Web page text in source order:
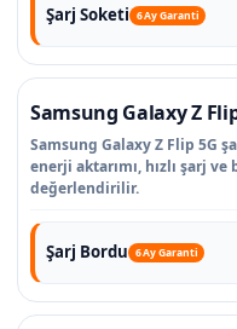
Şarj Soketi 6 Ay Garanti
Samsung Galaxy Z
Samsung Galaxy Z Flip 5G
enerji aktarımı, hızlı şarj
değerlendirilir.
Şarj Bordu 6 Ay Garanti